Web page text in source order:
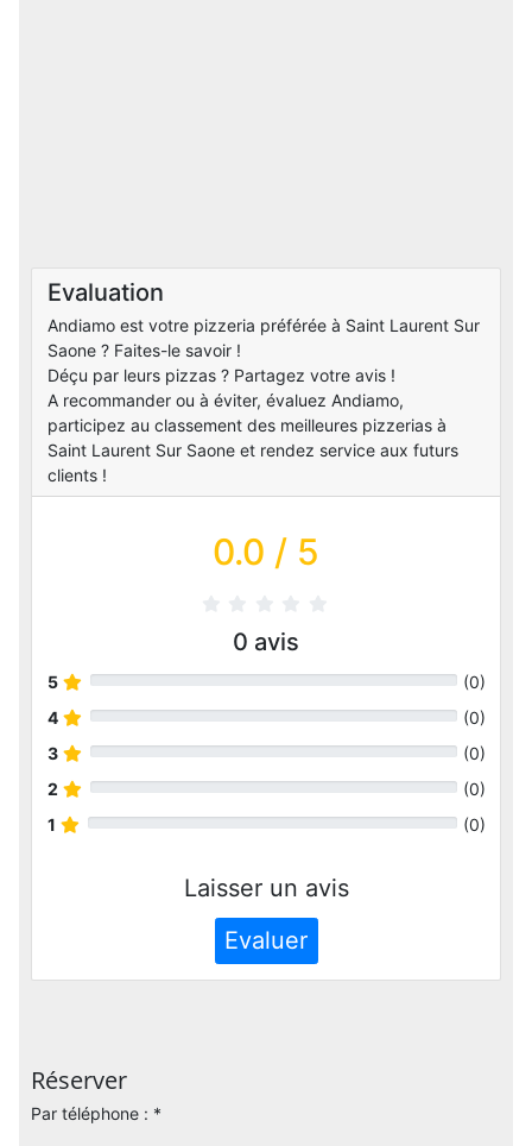
Evaluation
Andiamo est votre pizzeria préférée à Saint Laurent Sur
Saone ? Faites-le savoir !
Déçu par leurs pizzas ? Partagez votre avis !
A recommander ou à éviter, évaluez Andiamo,
participez au classement des meilleures pizzerias à
Saint Laurent Sur Saone et rendez service aux futurs
clients !
0.0 / 5
0 avis
5 (0)
4
(0)
3
(0)
2
(0)
1
(0)
Laisser un avis
Evaluer
Réserver
Par téléphone : *